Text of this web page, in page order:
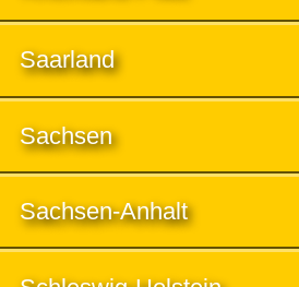
Saarland
Sachsen
Sachsen-Anhalt